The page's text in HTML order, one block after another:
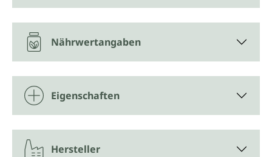
Nährwertangaben
Eigenschaften
Hersteller